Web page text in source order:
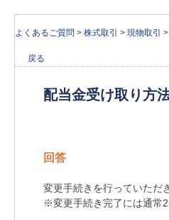
よくあるご質問 > 株式取引 > 現物取引 >
戻る
配当金受け取り方
回答
変更手続きを行っていただ
※変更手続き完了には通常